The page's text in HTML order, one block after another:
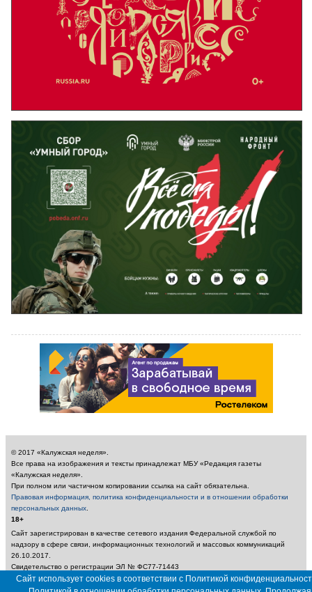
© 2017 «Калужская неделя».
Все права на изображения и тексты принадлежат МБУ «Редакция газеты
«Калужская неделя».
При полном или частичном копировании ссылка на сайт обязательна.
Правовая информация, политика конфиденциальности и в отношении обработки
персональных данных
18+
Сайт зарегистрирован в качестве сетевого издания Федеральной службой по
надзору в сфере связи, информационных технологий и массовых коммуникаций
26.10.2017.
Свидетельство о регистрации ЭЛ № ФС77-71443
Учредитель: Муниципальное бюджетное учреждение «Редакция газеты «Калужская
неделя»
Сайт использует cookies в соответствии с Политикой